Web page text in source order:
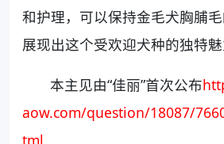
和护理，可以保持金毛犬胸脯毛
展现出这个受欢迎犬种的独特魅
本主见由“佳丽”首次公布
aow.com/question/18087/
tml